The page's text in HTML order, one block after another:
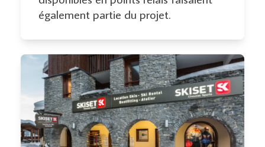
également partie du projet.